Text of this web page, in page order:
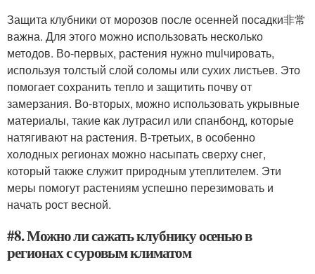
Защита клубники от морозов после осенней посадки非常
важна. Для этого можно использовать несколько
методов. Во-первых, растения нужно mulчировать,
используя толстый слой соломы или сухих листьев. Это
помогает сохранить тепло и защитить почву от
замерзания. Во-вторых, можно использовать укрывные
материалы, такие как лутрасил или спанбонд, которые
натягивают на растения. В-третьих, в особенно
холодных регионах можно насыпать сверху снег,
который также служит природным утеплителем. Эти
меры помогут растениям успешно перезимовать и
начать рост весной.
#8. Можно ли сажать клубнику осенью в
регионах с суровым климатом